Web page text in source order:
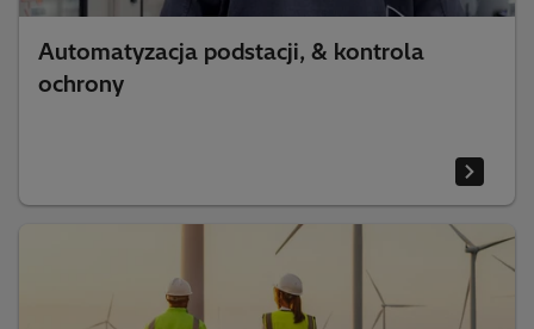
Automatyzacja podstacji, & kontrola
ochrony